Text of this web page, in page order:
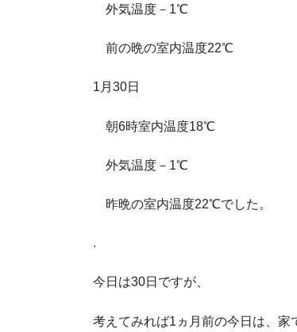
外気温度－1℃
前の晩の室内温度22℃
1月30日
朝6時室内温度18℃
外気温度－1℃
昨晩の室内温度22℃でした。
.
今日は30日ですが、
考えてみれば1ヵ月前の今日は、家